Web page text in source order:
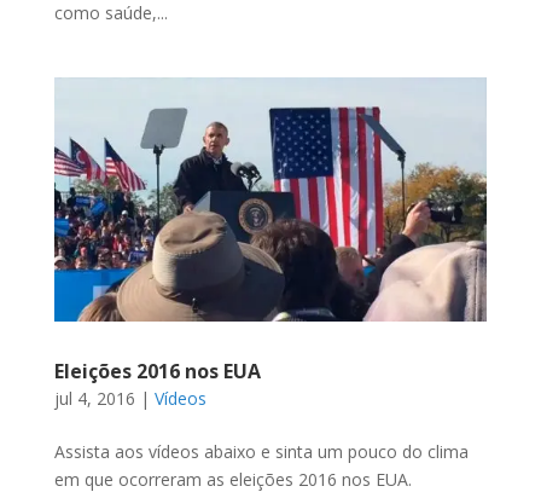
como saúde,...
Eleições 2016 nos EUA
jul 4, 2016 | Vídeos
Assista aos vídeos abaixo e sinta um pouco do clima
em que ocorreram as eleições 2016 nos EUA.